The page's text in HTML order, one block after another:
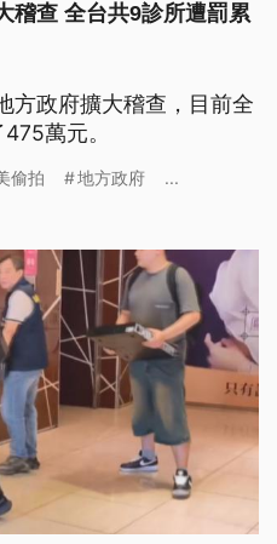
稽查 全台共9診所遭罰累
方政府擴大稽查，目前全
萬元。
偷拍 地方政府 ...